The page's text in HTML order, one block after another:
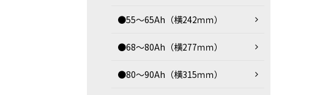
●55～65Ah（横242ｍｍ）
●68～80Ah（横277ｍｍ）
●80～90Ah（横315ｍｍ）